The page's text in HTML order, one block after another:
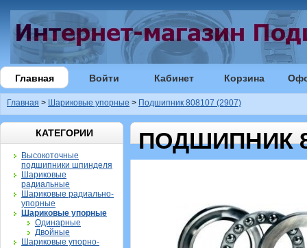
Главная Войти Кабинет Корзина
Главная > Шариковые упорные > Подшипник 808107 (2907)
КАТЕГОРИИ
Высокоточные
подшипники шпинделя
Шариковые
радиальные
Шариковые радиально-
упорные
Шариковые упорные
Одинарные
Двойные
Шариковые упорно-
ПОДШИПНИК